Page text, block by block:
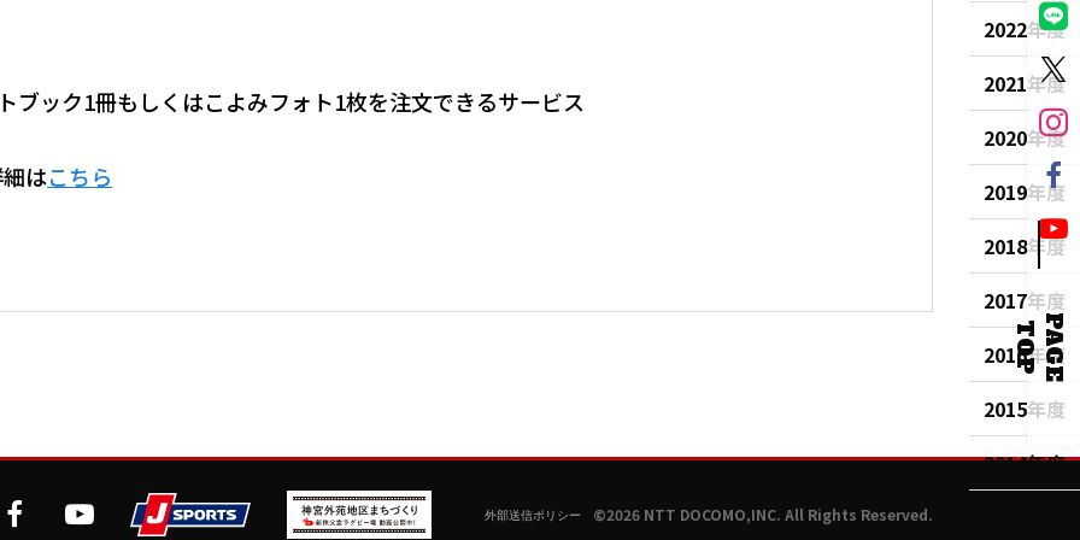
ブック1冊もしくはこよみフォト1枚を注文できるサービス
はこちら
2022年度
2021年度
2020年度
2019年度
2018年度
2017年度
2016年度
2015年度
2014年度
P
A
G
E
TO
P
外部送信ポリシー ©2026 NTT DOCOMO,INC. All Rights Reserved.